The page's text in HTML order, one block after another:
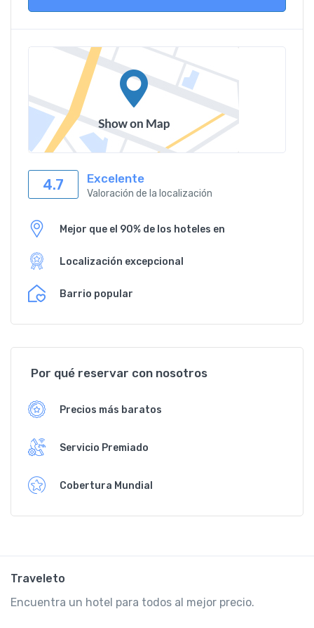
4.7 Excelente
Valoración de la localización
Mejor que el 90% de los hoteles en
Localización excepcional
Barrio popular
Por qué reservar con nosotros
Precios más baratos
Servicio Premiado
Cobertura Mundial
Traveleto
Encuentra un hotel para todos al mejor precio.